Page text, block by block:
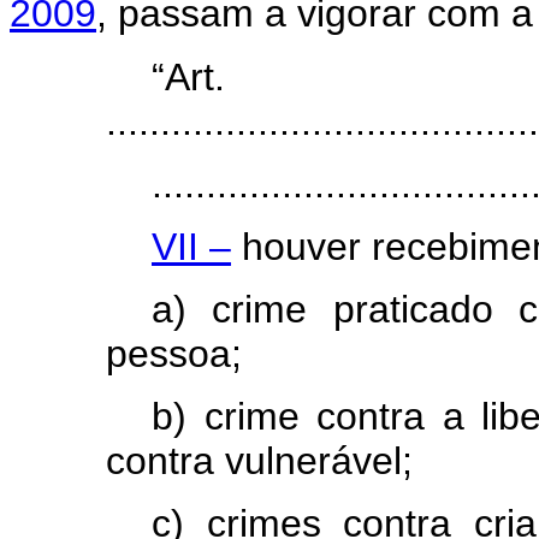
2009, passam a vigorar com
VII – houver
a) crime praticado
pessoa;
b) crime contra a
contra vulnerável;
c) crimes contra